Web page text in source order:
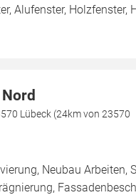
Alufenster, Holzfenster,
Lübeck (24km von 23570
Neubau Arbeiten,